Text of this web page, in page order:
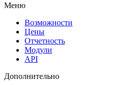
Меню
Возможности
Цены
Отчетность
Модули
API
Дополнительно